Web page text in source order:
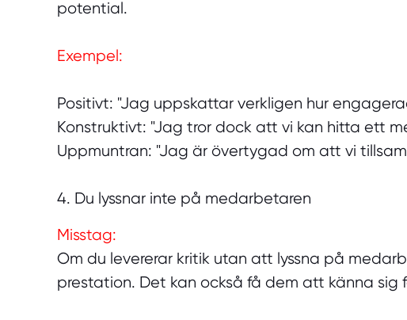
potential.
Exempel:
Positivt: "Jag uppskattar verkligen hur
Konstruktivt: "Jag tror dock att vi kan hitta ett
Uppmuntran: "Jag är övertygad om att vi
4. Du lyssnar inte på medarbetaren
Misstag:
Om du levererar kritik utan att lyssna på
prestation. Det kan också få dem att känna